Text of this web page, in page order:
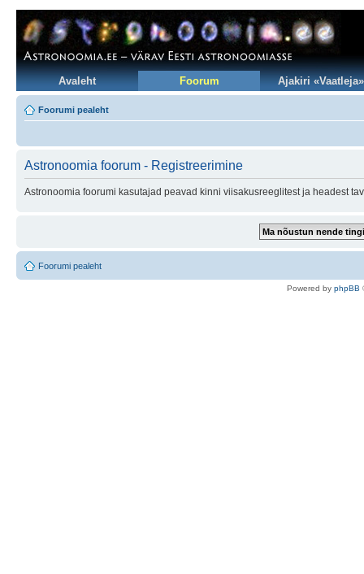
Avaleht Foorum Ajakiri «Vaatleja»
Foorumi pealeht
Astronoomia foorum - Registreerimine
Astronoomia foorumi kasutajad peavad kinni viisakusreeglitest ja headest
Foorumi pealeht
Powered by phpBB